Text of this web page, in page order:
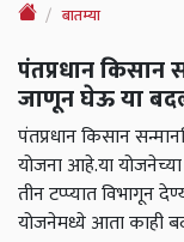
बातम्या
पंतप्रधान किसान
जाणून घेऊ या
पंतप्रधान किसान
योजना आहे.या योजनेच्या
तीन टप्प्यात विभागून
योजनेमध्ये आता